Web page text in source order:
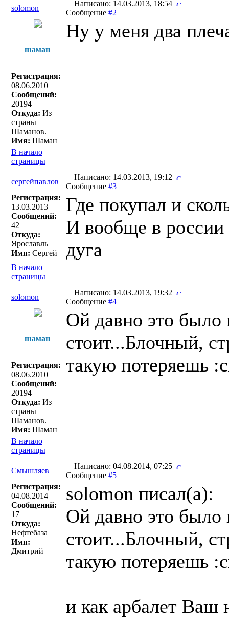
solomon
Написано: 14.03.2013, 18:54
Сообщение #2
шаман
Регистрация:
08.06.2010
Сообщений:
20194
Откуда: Из
страны
Шаманов.
Имя: Шаман
Ну у меня два
В начало
страницы
сергейпавлов
Написано: 14.03.2013, 19:12
Сообщение #3
Регистрация:
13.03.2013
Сообщений:
42
Откуда:
Ярославль
Имя: Сергей
Где покупал и
И вообще в россии
дуга
В начало
страницы
solomon
Написано: 14.03.2013, 19:32
Сообщение #4
шаман
Регистрация:
08.06.2010
Сообщений:
20194
Откуда: Из
страны
Шаманов.
Имя: Шаман
Ой давно это было
стоит...Блочный,
такую потеряешь
В начало
страницы
Смышляев
Написано: 04.08.2014, 07:25
Сообщение #5
Регистрация:
04.08.2014
Сообщений:
17
Откуда:
Нефтебаза
Имя:
Дмитрий
solomon писал(a):
Ой давно это было
стоит...Блочный,
такую потеряешь
и как арбалет Ваш